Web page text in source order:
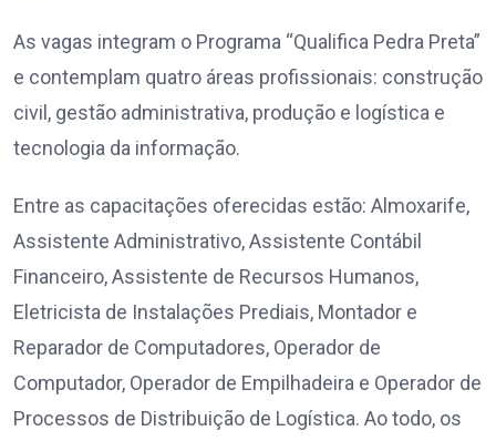
As vagas integram o Programa “Qualifica Pedra Preta”
e contemplam quatro áreas profissionais: construção
civil, gestão administrativa, produção e logística e
tecnologia da informação.
Entre as capacitações oferecidas estão: Almoxarife,
Assistente Administrativo, Assistente Contábil
Financeiro, Assistente de Recursos Humanos,
Eletricista de Instalações Prediais, Montador e
Reparador de Computadores, Operador de
Computador, Operador de Empilhadeira e Operador de
Processos de Distribuição de Logística. Ao todo, os